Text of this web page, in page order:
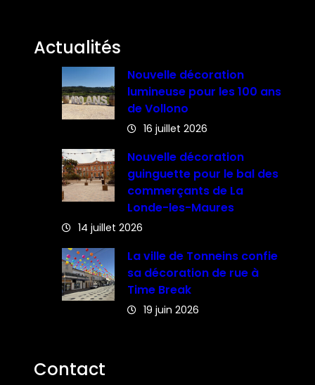
Actualités
Nouvelle décoration
lumineuse pour les 100 ans
de Vollono
16 juillet 2026
Nouvelle décoration
guinguette pour le bal des
commerçants de La
Londe-les-Maures
14 juillet 2026
La ville de Tonneins confie
sa décoration de rue à
Time Break
19 juin 2026
Contact